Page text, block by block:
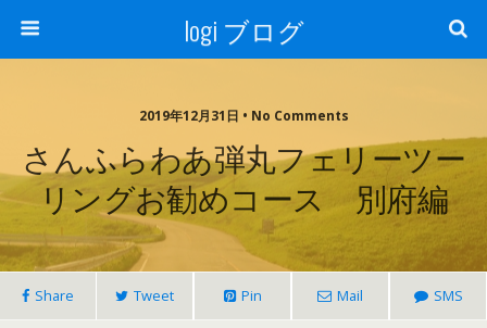
logi ブログ
2019年12月31日 • No Comments
さんふらわあ弾丸フェリーツー
リングお勧めコース 別府編
Share Tweet Pin Mail SMS